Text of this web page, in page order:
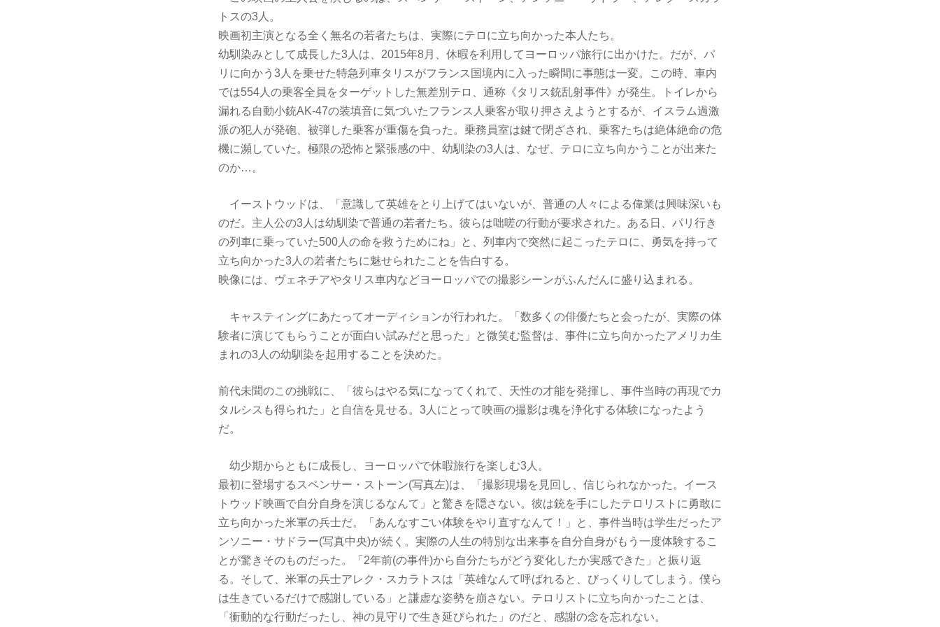
トスの3人。
映画初主演となる全く無名の若者たちは、実際にテロに立ち向かった本人たち。
幼馴染みとして成長した3人は、2015年8月、休暇を利用してヨーロッパ旅行に出かけた。だが、パ
リに向かう3人を乗せた特急列車タリスがフランス国境内に入った瞬間に事態は一変。この時、車内
では554人の乗客全員をターゲットした無差別テロ、通称《タリス銃乱射事件》が発生。トイレから
漏れる自動小銃AK-47の装填音に気づいたフランス人乗客が取り押さえようとするが、イスラム過激
派の犯人が発砲、被弾した乗客が重傷を負った。乗務員室は鍵で閉ざされ、乗客たちは絶体絶命の危
機に瀕していた。極限の恐怖と緊張感の中、幼馴染の3人は、なぜ、テロに立ち向かうことが出来た
のか…。
イーストウッドは、「意識して英雄をとり上げてはいないが、普通の人々による偉業は興味深いも
のだ。主人公の3人は幼馴染で普通の若者たち。彼らは咄嗟の行動が要求された。ある日、パリ行き
の列車に乗っていた500人の命を救うためにね」と、列車内で突然に起こったテロに、勇気を持って
立ち向かった3人の若者たちに魅せられたことを告白する。
映像には、ヴェネチアやタリス車内などヨーロッパでの撮影シーンがふんだんに盛り込まれる。
キャスティングにあたってオーディションが行われた。「数多くの俳優たちと会ったが、実際の体
験者に演じてもらうことが面白い試みだと思った」と微笑む監督は、事件に立ち向かったアメリカ生
まれの3人の幼馴染を起用することを決めた。
前代未聞のこの挑戦に、「彼らはやる気になってくれて、天性の才能を発揮し、事件当時の再現でカ
タルシスも得られた」と自信を見せる。3人にとって映画の撮影は魂を浄化する体験になったよう
だ。
幼少期からともに成長し、ヨーロッパで休暇旅行を楽しむ3人。
最初に登場するスペンサー・ストーン(写真左)は、「撮影現場を見回し、信じられなかった。イース
トウッド映画で自分自身を演じるなんて」と驚きを隠さない。彼は銃を手にしたテロリストに勇敢に
立ち向かった米軍の兵士だ。「あんなすごい体験をやり直すなんて！」と、事件当時は学生だったア
ンソニー・サドラー(写真中央)が続く。実際の人生の特別な出来事を自分自身がもう一度体験するこ
とが驚きそのものだった。「2年前(の事件)から自分たちがどう変化したか実感できた」と振り返
る。そして、米軍の兵士アレク・スカラトスは「英雄なんて呼ばれると、びっくりしてしまう。僕ら
は生きているだけで感謝している」と謙虚な姿勢を崩さない。テロリストに立ち向かったことは、
「衝動的な行動だったし、神の見守りで生き延びられた」のだと、感謝の念を忘れない。